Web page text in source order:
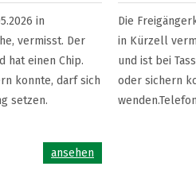
in
vermisst. Der
hat einen Chip.
konnte, darf sich
setzen.
ansehen
Die
in Kürzell
und ist bei
oder sichern